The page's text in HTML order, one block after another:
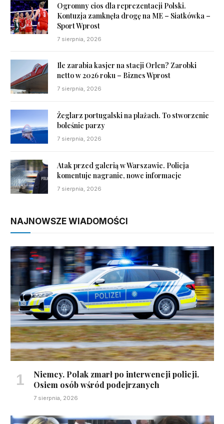
Ogromny cios dla reprezentacji Polski.
Kontuzja zamknęła drogę na ME – Siatkówka –
Sport Wprost
7 sierpnia, 2026
Ile zarabia kasjer na stacji Orlen? Zarobki
netto w 2026 roku – Biznes Wprost
7 sierpnia, 2026
Żeglarz portugalski na plażach. To stworzenie
boleśnie parzy
7 sierpnia, 2026
Atak przed galerią w Warszawie. Policja
komentuje nagranie, nowe informacje
7 sierpnia, 2026
NAJNOWSZE WIADOMOŚCI
Niemcy. Polak zmarł po interwencji policji.
Osiem osób wśród podejrzanych
7 sierpnia, 2026